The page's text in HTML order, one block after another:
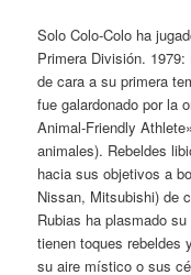
Solo Colo-Colo ha
Primera División.
de cara a su primera
fue galardonado por la
Animal-Friendly
animales). Rebeldes
hacia sus objetivos a
Nissan, Mitsubishi) de
Rubias ha plasmado
tienen toques rebeldes
su aire místico o sus